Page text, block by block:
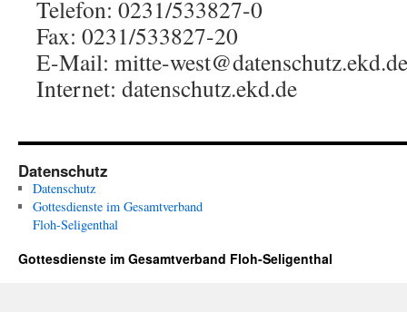
Telefon: 0231/533827-0
Fax: 0231/533827-20
E-Mail: mitte-west@datenschutz.ekd.de
Internet: datenschutz.ekd.de
Datenschutz
Datenschutz
Gottesdienste im Gesamtverband
Floh-Seligenthal
Gottesdienste im Gesamtverband Floh-Seligenthal